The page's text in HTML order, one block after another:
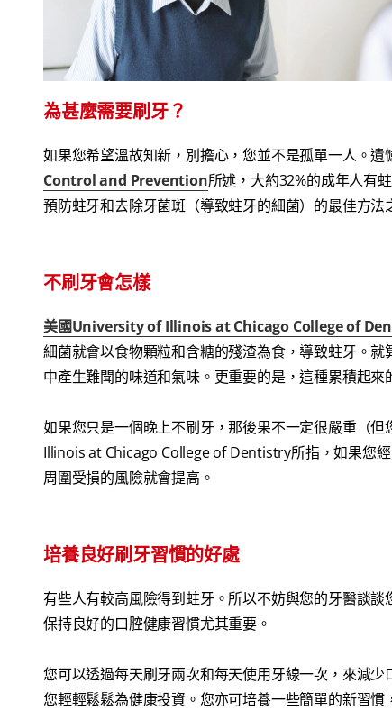
為甚麼需要刷牙？
如果您希望溫故知新，別擔心，您並不是孤單一人。
Control and Prevention所述，大約32%的成年人有
預防蛀牙和去除牙菌斑（導致蛀牙的細菌）的最佳方法
不刷牙會怎樣
美國University of Illinois at Chicago College of
細菌就會以食物顆粒和含糖的殘渣為食，導致蛀牙。
中產生難聞的味道和氣味。更重要的是，這種累積起
如果您只是一個晚上不刷牙，那後果不一定很嚴重（
Illinois at Chicago College of Dentistry所指，如果您
周圍受損的風險就會提高。
培養良好刷牙習慣的好處
有些人有較高風險得到蛀牙。所以不妨與您的牙醫談
保持良好的口腔健康習慣尤其重要。
您可以透過每天刷牙兩次和每天使用牙線一次，來減
您輕輕鬆鬆為健康投資。您亦可培養一些簡單的新習